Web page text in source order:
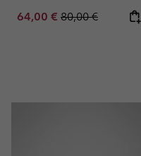
Sale price:
64,00 € Regular price:
80,00 €